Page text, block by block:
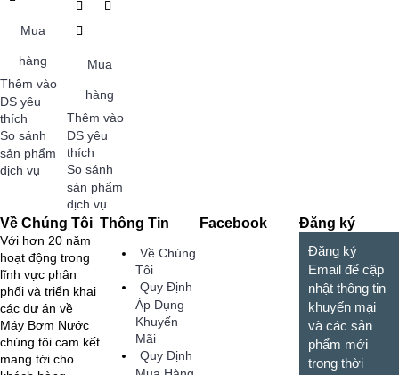
Mua
hàng
Thêm vào
DS yêu
thích
So sánh
sản phẩm
dịch vụ
Mua
hàng
Thêm vào
DS yêu
thích
So sánh
sản phẩm
dịch vụ
Về Chúng Tôi
Với hơn 20 năm
hoạt động trong
lĩnh vực phân
phối và triển khai
các dự án về
Máy Bơm Nước
chúng tôi cam kết
mang tới cho
Thông Tin
Về Chúng
Tôi
Quy Định
Áp Dụng
Khuyến
Mãi
Quy Định
Facebook Đăng ký
Đăng ký
Email để cập
nhật thông tin
khuyến mại
và các sản
phẩm mới
trong thời